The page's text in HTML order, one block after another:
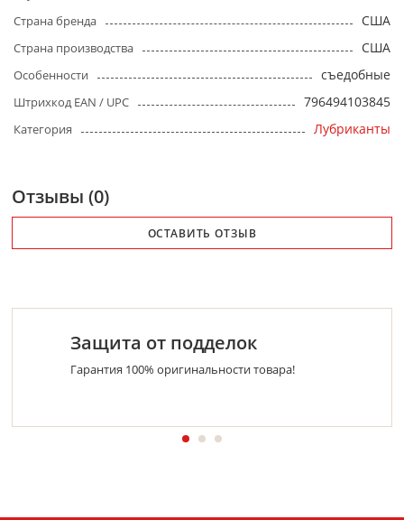
Страна бренда США
Страна производства США
Особенности съедобные
Штрихкод EAN / UPC 796494103845
Категория Лубриканты
Отзывы (0)
ОСТАВИТЬ ОТЗЫВ
Защита от подделок
Гарантия 100% оригинальности товара!